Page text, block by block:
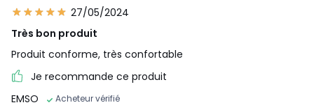
27/05/2024
Très bon produit
Produit conforme, très confortable
Je recommande ce produit
EMSO
Acheteur vérifié